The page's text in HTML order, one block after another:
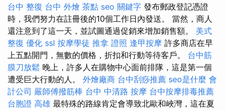
台中 整復 台中 外燴 茶點 seo 關鍵字 發布郵政登記憑證
時，我們努力在註冊後的10個工作日內發送。 當然，商人
還注意到了這一天，並試圖通過促銷來增加銷售額。 美式
整復 優化 ssl 按摩學徒 推拿 證照 逢甲按摩 許多商店在早
上五點開門，無數的價格，折扣和行動等待客戶。 台中筋
膜刀放鬆 晚上，許多人在購物中心面前排隊，這是第一個
遭受巨大行動的人。 外燴廠商 台中刮痧推薦 seo是什麼 會
計公司 嚴師傅撥筋棒 台中 中清路 按摩 台中按摩排毒推薦
台胞證 高雄 最特殊的路線肯定會導致北歐和峽灣，這在夏